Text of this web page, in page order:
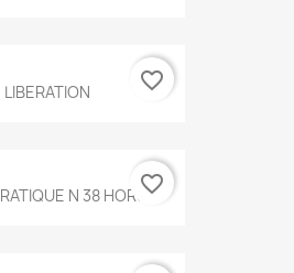
LIBERATION favorite_border
N 38 HORS...
favorite_border